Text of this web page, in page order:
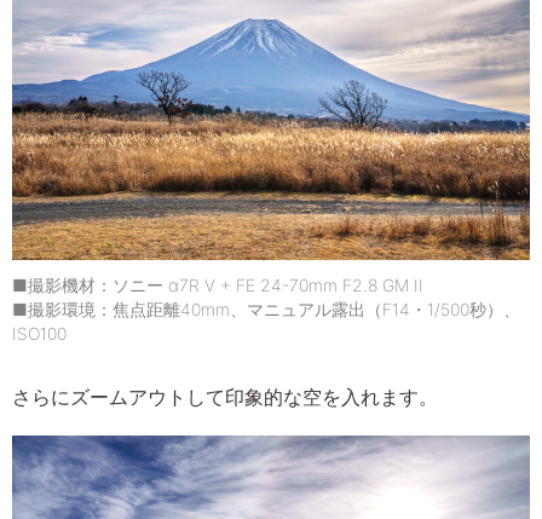
■撮影機材：ソニー α7R V + FE 24-70mm F2.8 GM II
■撮影環境：焦点距離40mm、マニュアル露出（F14・1/500秒）、
ISO100
さらにズームアウトして印象的な空を入れます。